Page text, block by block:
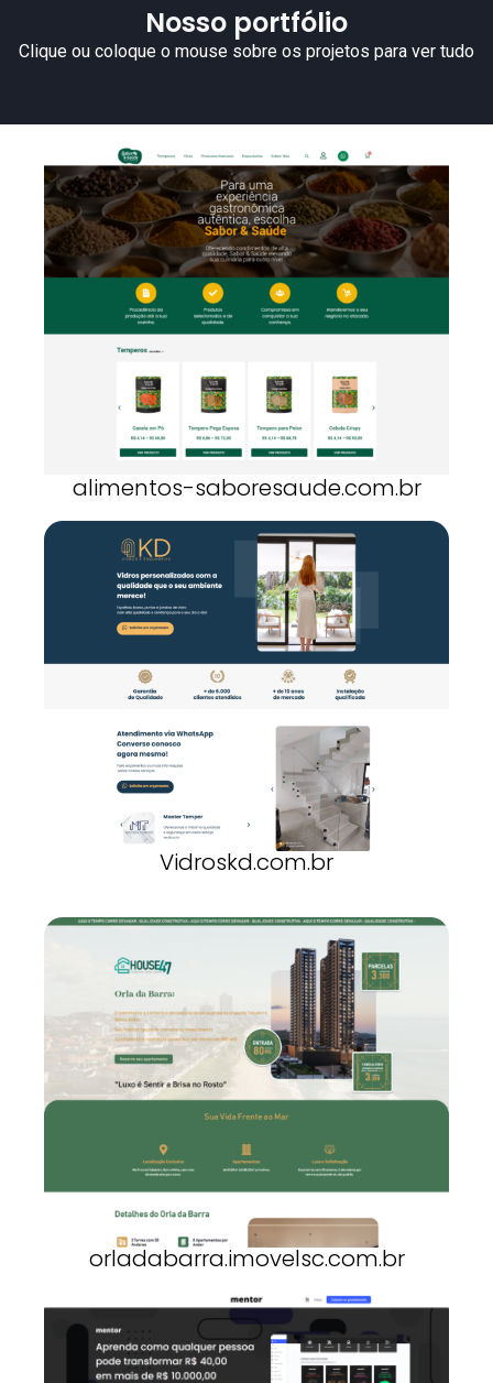
Nosso portfólio
Clique ou coloque o mouse sobre os projetos para ver tudo
alimentos-saboresaude.com.br
Vidroskd.com.br
orladabarra.imovelsc.com.br